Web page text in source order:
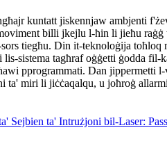
kuntatt jiskennjaw ambjenti
billi jkejlu l-ħin li jieħu raġġ
tiegħu. Din it-teknoloġija toħloq
sistema tagħraf oġġetti ġodda fil-
pprogrammati. Dan jippermetti
ta' miri li jiċċaqalqu, u joħroġ
Sejbien ta' Intrużjoni bil-Laser: